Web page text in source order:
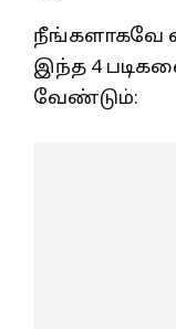
நீங்களாகவே
இந்த 4
வேண்டும்: